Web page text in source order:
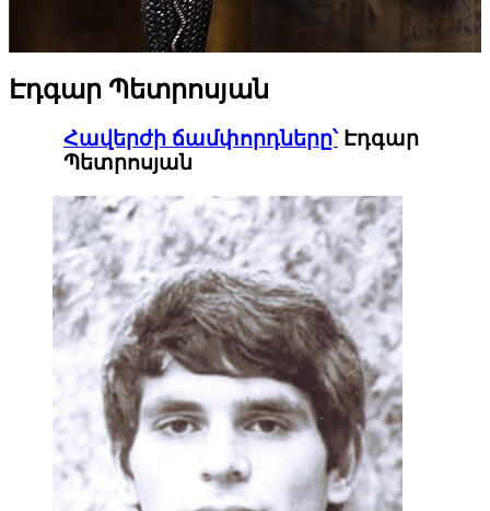
Էդգար Պետրոսյան
Հավերժի ճամփորդները՝Էդգար
Պետրոսյան